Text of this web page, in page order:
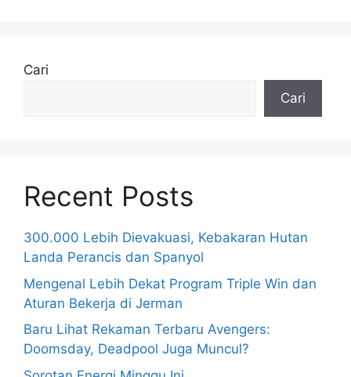
Cari
Cari
Recent Posts
300.000 Lebih Dievakuasi, Kebakaran Hutan
Landa Perancis dan Spanyol
Mengenal Lebih Dekat Program Triple Win dan
Aturan Bekerja di Jerman
Baru Lihat Rekaman Terbaru Avengers:
Doomsday, Deadpool Juga Muncul?